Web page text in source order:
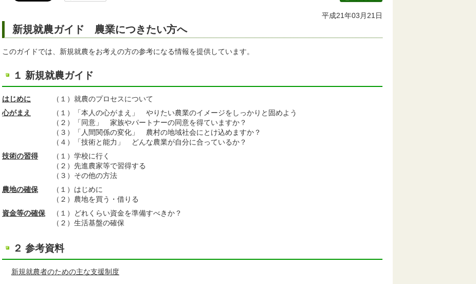
印刷する
平成21年03月21日
新規就農ガイド 農業につきたい方へ
このガイドでは、新規就農をお考えの方の参考になる情報を提供しています。
１ 新規就農ガイド
はじめに
（１）就農のプロセスについて
心がまえ
（１）「本人の心がまえ」 やりたい農業のイメージをしっかりと固めよう
（２）「同意」 家族やパートナーの同意を得ていますか？
（３）「人間関係の変化」 農村の地域社会にとけ込めますか？
（４）「技術と能力」 どんな農業が自分に合っているか？
技術の習得
（１）学校に行く
（２）先進農家等で習得する
（３）その他の方法
農地の確保
（１）はじめに
（２）農地を買う・借りる
資金等の確保
（１）どれくらい資金を準備すべきか？
（２）生活基盤の確保
２ 参考資料
新規就農者のための主な支援制度